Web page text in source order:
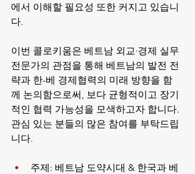
에서 이해할 필요성 또한 커지고 있습니
다.
이번 콜로키움은 베트남 외교·경제 실무
전문가의 관점을 통해 베트남의 발전 전
략과 한-베 경제협력의 미래 방향을 함
께 논의함으로써, 보다 균형적이고 장기
적인 협력 가능성을 모색하고자 합니다.
관심 있는 분들의 많은 참여를 부탁드립
니다.
주제: 베트남 도약시대 & 한국과 베